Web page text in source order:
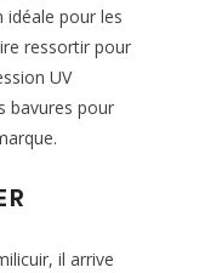
idéale pour les
ressortir pour
UV
bavures pour
il arrive